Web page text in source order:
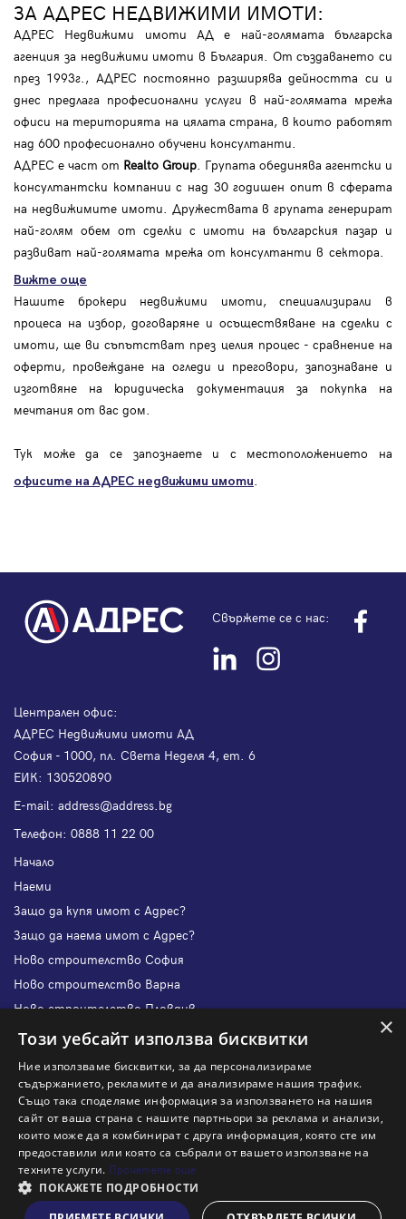
ЗА АДРЕС НЕДВИЖИМИ ИМОТИ:
АДРЕС Недвижими имоти АД е най-голямата българска
агенция за недвижими имоти в България. От създаването си
през 1993г., АДРЕС постоянно разширява дейността си и
днес предлага професионални услуги в най-голямата мрежа
офиси на територията на цялата страна, в които работят
над 600 професионално обучени консултанти.
АДРЕС е част от Realto Group . Групата обединява агентски и
консултантски компании с над 30 годишен опит в сферата
на недвижимите имоти. Дружествата в групата генерират
най-голям обем от сделки с имоти на българския пазар и
развиват най-голямата мрежа от консултанти в сектора.
Вижте още
Нашите брокери недвижими имоти, специализирали в
процеса на избор, договаряне и осъществяване на сделки с
имоти, ще ви съпътстват през целия процес - сравнение на
оферти, провеждане на огледи и преговори, запознаване и
изготвяне на юридическа документация за покупка на
мечтания от вас дом.
Тук може да се запознаете и с местоположението на
офисите на АДРЕС недвижими имоти
Свържете се с нас:
Централен офис:
АДРЕС Недвижими имоти АД
София - 1000, пл. Света Неделя 4, ет. 6
ЕИК: 130520890
Е-mail: address@address.bg
Телефон: 0888 11 22 00
Начало
Наеми
Защо да купя имот с Адрес?
Защо да наема имот с Адрес?
Ново строителство София
Ново строителство Варна
Ново строителство Пловдив
Ново строителство Бургас
Защо да отдам имот с Адрес?
Наши офиси
Кариери
Кои сме ние?
Франчайз
Блог
×
Този уебсайт използва бисквитки
Ние използваме бисквитки, за да персонализираме
съдържанието, рекламите и да анализираме нашия трафик.
Също така споделяме информация за използването на нашия
сайт от ваша страна с нашите партньори за реклама и анализи,
които може да я комбинират с друга информация, която сте им
предоставили или която са събрали от вашето използване на
техните услуги. Прочетете още
ПОКАЖЕТЕ ПОДРОБНОСТИ